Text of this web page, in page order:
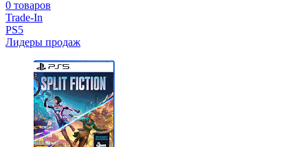
0 товаров
Trade-In
PS5
Лидеры продаж